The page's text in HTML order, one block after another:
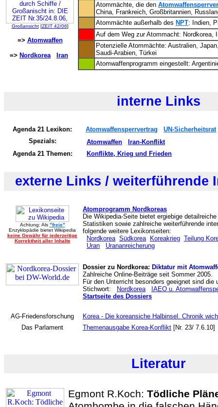
Großansicht[ZEIT 42/06]
=> Atomwaffen
=> Nordkorea Iran
Atommächte, die den
China, Frankreich, Großbritannien,
Atommächte außerhalb des NPT: Indien,
Auf dem Weg zur Atommacht: Nordkorea,
Potenzielle Atommächte: Australien,
Saudi-Arabien, Türkei
Atomwaffenprogramm eingestellt:
interne Links
Agenda 21 Lexikon: Atomwaffensperrvertrag
UN-Sicherheitsrat
Spezials:
Atomwaffen
Iran-Konflikt
Agenda 21 Themen:
Konflikte, Krieg und Frieden
externe Links / weiterführende
Achtung: Als "freie"
Enzyklopädie bietet Wikipedia
keine Gewähr für jederzeitige
Korrektheit aller Inhalte
Atomprogramm Nordkoreas
Die Wikipedia-Seite bietet ergiebige
Statistiken sowie zahlreiche weiterführende
folgende weitere Lexikonseiten:
Nordkorea Südkorea Koreakrieg Teilung
Uran
Urananreicherung
Dossier zu Nordkorea: Diktatur mit
Zahlreiche Online-Beiträge seit Sommer 2005.
Für den Unterricht besonders geeignet sind
Stichwort:
Nordkorea
IAEO u.
Startseite des Dossiers
AG-Friedensforschung
Korea - Die koreansiche Halbinsel. Chronik
Das Parlament
Themenausgabe Korea-Konflikt [Nr. 23/ 7.6.10]
Literatur
Egmont R.Koch: Tödliche